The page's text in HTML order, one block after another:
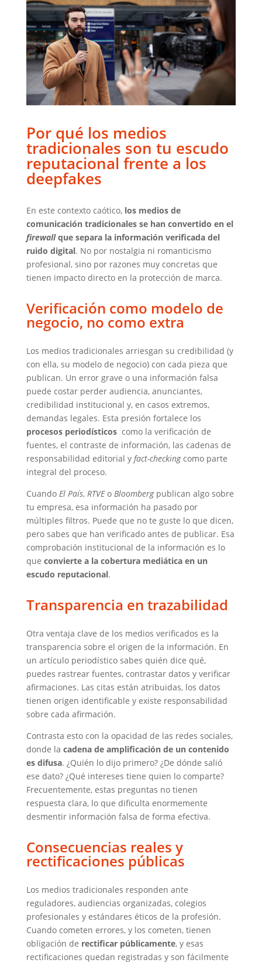
Por qué los medios
tradicionales son tu escudo
reputacional frente a los
deepfakes
En este contexto caótico, los medios de
comunicación tradicionales se han convertido en el
firewallque separa la información verificada del
ruido digital. No por nostalgia ni romanticismo
profesional, sino por razones muy concretas que
tienen impacto directo en la protección de marca.
Verificación como modelo de
negocio, no como extra
Los medios tradicionales arriesgan su credibilidad (y
con ella, su modelo de negocio) con cada pieza que
publican. Un error grave o una información falsa
puede costar perder audiencia, anunciantes,
credibilidad institucional y, en casos extremos,
demandas legales. Esta presión fortalece los
procesos periodísticos como la verificación de
fuentes, el contraste de información, las cadenas de
responsabilidad editorial y fact-checkingcomo parte
integral del proceso.
Cuando El País, RTVEo Bloombergpublican algo sobre
tu empresa, esa información ha pasado por
múltiples filtros. Puede que no te guste lo que dicen,
pero sabes que han verificado antes de publicar. Esa
comprobación institucional de la información es lo
que convierte a la cobertura mediática en un
escudo reputacional.
Transparencia en trazabilidad
Otra ventaja clave de los medios verificados es la
transparencia sobre el origen de la información. En
un artículo periodístico sabes quién dice qué,
puedes rastrear fuentes, contrastar datos y verificar
afirmaciones. Las citas están atribuidas, los datos
tienen origen identificable y existe responsabilidad
sobre cada afirmación.
Contrasta esto con la opacidad de las redes sociales,
donde la cadena de amplificación de un contenido
es difusa. ¿Quién lo dijo primero? ¿De dónde salió
ese dato? ¿Qué intereses tiene quien lo comparte?
Frecuentemente, estas preguntas no tienen
respuesta clara, lo que dificulta enormemente
desmentir información falsa de forma efectiva.
Consecuencias reales y
rectificaciones públicas
Los medios tradicionales responden ante
reguladores, audiencias organizadas, colegios
profesionales y estándares éticos de la profesión.
Cuando cometen errores, y los cometen, tienen
obligación de rectificar públicamente, y esas
rectificaciones quedan registradas y son fácilmente